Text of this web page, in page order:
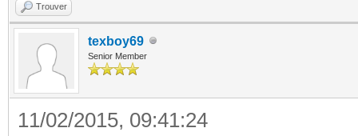
Trouver
texboy69
Senior Member
11/02/2015, 09:41:24